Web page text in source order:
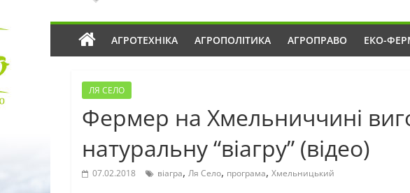
АГРОТЕХНІКА АГРОПОЛІТИКА АГРОПРАВО ЕКО-
ЛЯ СЕЛО
Фермер на Хмельниччині
натуральну “віагру” (відео)
07.02.2018 віагра, Ля Село, програма, Хмельницький